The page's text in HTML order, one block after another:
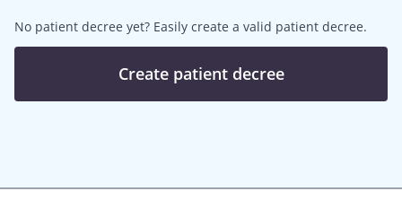
No patient decree yet? Easily create a valid patient decree.
Create patient decree